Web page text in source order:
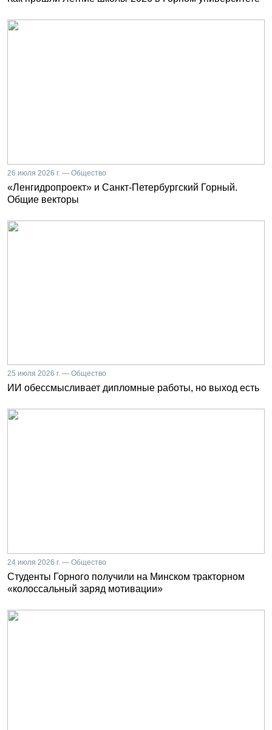
26 июля 2026 г. — Общество
«Ленгидропроект» и Санкт-Петербургский Горный.
Общие векторы
25 июля 2026 г. — Общество
ИИ обессмысливает дипломные работы, но выход есть
24 июля 2026 г. — Общество
Студенты Горного получили на Минском тракторном
«колоссальный заряд мотивации»